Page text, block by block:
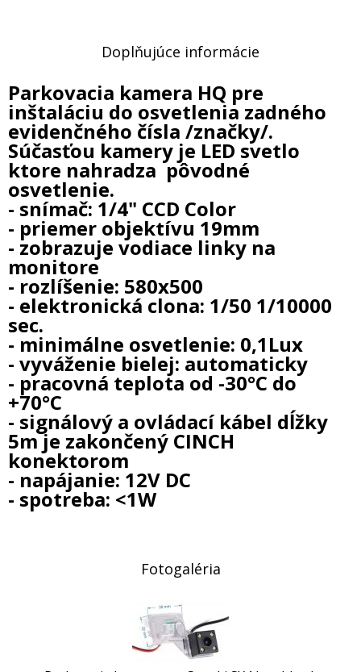
Doplňujúce informácie
Parkovacia kamera HQ pre
inštaláciu do osvetlenia zadného
evidenčného čísla /značky/.
Súčasťou kamery je LED svetlo
ktore nahradza pôvodné
osvetlenie.
- snímač: 1/4" CCD Color
- priemer objektívu 19mm
- zobrazuje vodiace linky na
monitore
- rozlíšenie: 580x500
- elektronická clona: 1/50 1/10000
sec.
- minimálne osvetlenie: 0,1Lux
- vyváženie bielej: automaticky
- pracovná teplota od -30°C do
+70°C
- signálový a ovládací kábel dĺžky
5m je zakončený CINCH
konektorom
- napájanie: 12V DC
- spotreba: <1W
Fotogaléria